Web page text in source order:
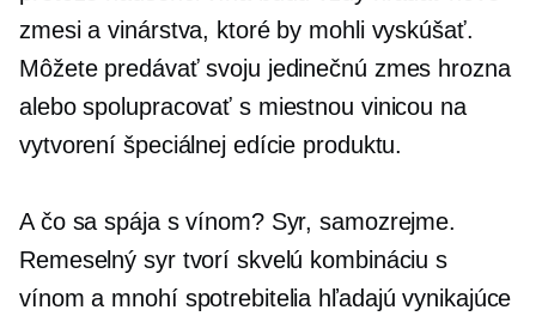
zmesi a vinárstva, ktoré by mohli vyskúšať.
Môžete predávať svoju jedinečnú zmes hrozna
alebo spolupracovať s miestnou vinicou na
vytvorení špeciálnej edície produktu.
A čo sa spája s vínom? Syr, samozrejme.
Remeselný syr tvorí skvelú kombináciu s
vínom a mnohí spotrebitelia hľadajú vynikajúce